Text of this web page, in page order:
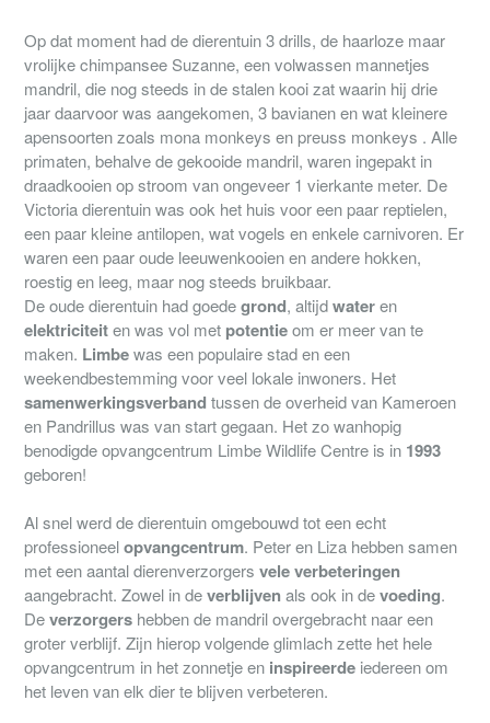
Op dat moment had de dierentuin 3 drills, de haarloze maar
vrolijke chimpansee Suzanne, een volwassen mannetjes
mandril, die nog steeds in de stalen kooi zat waarin hij drie
jaar daarvoor was aangekomen, 3 bavianen en wat kleinere
apensoorten zoals mona monkeys en preuss monkeys . Alle
primaten, behalve de gekooide mandril, waren ingepakt in
draadkooien op stroom van ongeveer 1 vierkante meter. De
Victoria dierentuin was ook het huis voor een paar reptielen,
een paar kleine antilopen, wat vogels en enkele carnivoren. Er
waren een paar oude leeuwenkooien en andere hokken,
roestig en leeg, maar nog steeds bruikbaar.
De oude dierentuin had goedegrond , altijdwateren
elektriciteiten was vol met potentieom er meer van te
maken. Limbewas een populaire stad en een
weekendbestemming voor veel lokale inwoners. Het
samenwerkingsverband tussen de overheid van Kameroen
en Pandrillus was van start gegaan. Het zo wanhopig
benodigde opvangcentrum Limbe Wildlife Centre is in 1993
geboren!
Al snel werd de dierentuin omgebouwd tot een echt
professioneelopvangcentrum . Peter en Liza hebben samen
met een aantal dierenverzorgers vele verbeteringen
aangebracht. Zowel in deverblijven als ook in devoeding
Deverzorgers hebben de mandril overgebracht naar een
groter verblijf. Zijn hierop volgende glimlach zette het hele
opvangcentrum in het zonnetje en inspireerde iedereen om
het leven van elk dier te blijven verbeteren.